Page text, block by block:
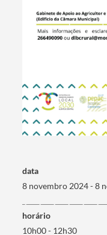
Categorias gerais
data
8 novembro 2024 - 8
horário
10h00 - 12h30